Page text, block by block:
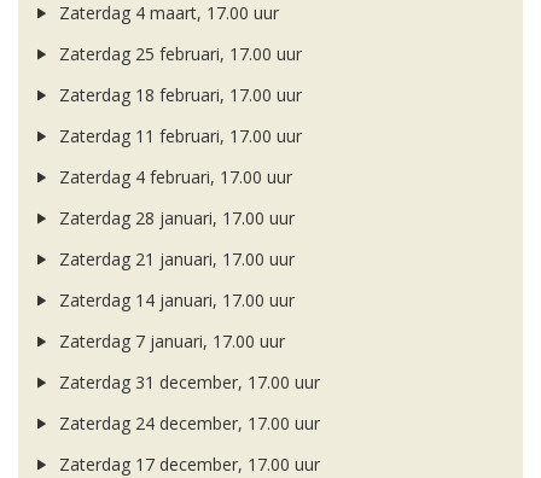
Zaterdag 4 maart, 17.00 uur
Zaterdag 25 februari, 17.00 uur
Zaterdag 18 februari, 17.00 uur
Zaterdag 11 februari, 17.00 uur
Zaterdag 4 februari, 17.00 uur
Zaterdag 28 januari, 17.00 uur
Zaterdag 21 januari, 17.00 uur
Zaterdag 14 januari, 17.00 uur
Zaterdag 7 januari, 17.00 uur
Zaterdag 31 december, 17.00 uur
Zaterdag 24 december, 17.00 uur
Zaterdag 17 december, 17.00 uur